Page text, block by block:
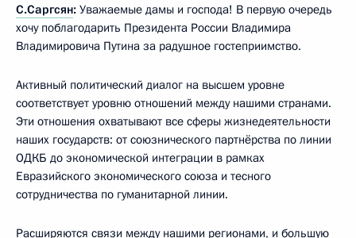
С.Саргсян: Уважаемые дамы и господа! В первую очередь
хочу поблагодарить Президента России Владимира
Владимировича Путина за радушное гостеприимство.
Активный политический диалог на высшем уровне
соответствует уровню отношений между нашими странами.
Эти отношения охватывают все сферы жизнедеятельности
наших государств: от союзнического партнёрства по линии
ОДКБ до экономической интеграции в рамках
Евразийского экономического союза и тесного
сотрудничества по гуманитарной линии.
Расширяются связи между нашими регионами, и большую